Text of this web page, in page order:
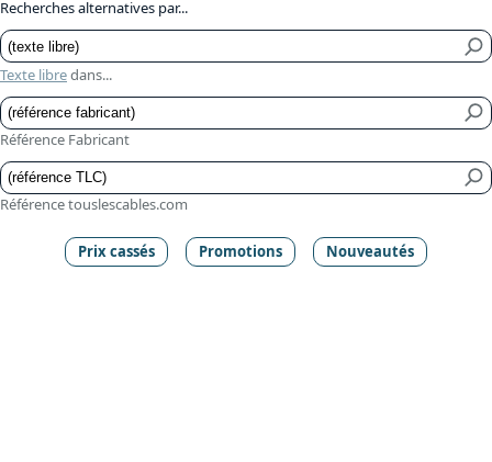
Recherches alternatives par...
Texte libredans...
Référence Fabricant
Référence touslescables.com
Prix cassés Promotions Nouveautés